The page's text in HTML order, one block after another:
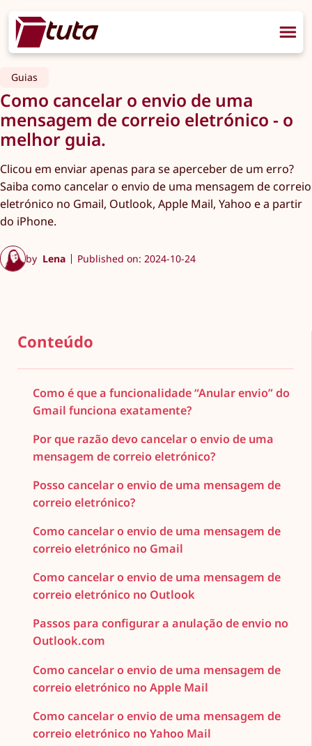
Guias
Como cancelar o envio de uma
mensagem de correio eletrónico - o
melhor guia.
Clicou em enviar apenas para se aperceber de um erro?
Saiba como cancelar o envio de uma mensagem de correio
eletrónico no Gmail, Outlook, Apple Mail, Yahoo e a partir
do iPhone.
by Lena Published on: 2024-10-24
Conteúdo
Como é que a funcionalidade “Anular envio” do
Gmail funciona exatamente?
Por que razão devo cancelar o envio de uma
mensagem de correio eletrónico?
Posso cancelar o envio de uma mensagem de
correio eletrónico?
Como cancelar o envio de uma mensagem de
correio eletrónico no Gmail
Como cancelar o envio de uma mensagem de
correio eletrónico no Outlook
Passos para configurar a anulação de envio no
Outlook.com
Como cancelar o envio de uma mensagem de
correio eletrónico no Apple Mail
Como cancelar o envio de uma mensagem de
correio eletrónico no Yahoo Mail